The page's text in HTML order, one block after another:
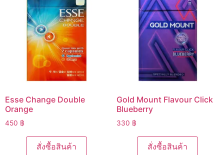
Esse Change Double
Orange
450 ฿
สั่งซื้อสินค้า
Gold Mount Flavour Click
Blueberry
330 ฿
สั่งซื้อสินค้า